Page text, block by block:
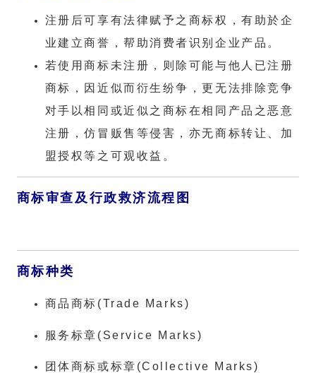
注册后可享有法律赋予之商标权，有助於企
业建立商誉，帮助消费者识别企业产品。
若使用商标未注册，则除可能与他人已注册
商标，因近似而衍生纷争，更无法排除竞争
对手以相同或近似之商标在相同产品之恶意
注册，仿冒贩售等侵害，亦无商标转让、加
盟授权等之可观收益。
商标审查及行政救济流程图
商标种类
商品商标(Trade Marks)
服务标章(Service Marks)
团体商标或标章(Collective Marks)